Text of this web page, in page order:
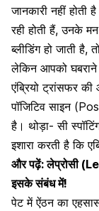
जानकारी नहीं
रही होती हैं, उनके
ब्लीडिंग हो जाती है,
लेकिन आपको घबराने
एंब्रियो ट्रांसफर
पॉजिटिव साइन
है। थोड़ा- सी
इशारा करती है कि
और पढ़ें:लेप्रोसी
इसके संबंध में!
पेट में ऐंठन का